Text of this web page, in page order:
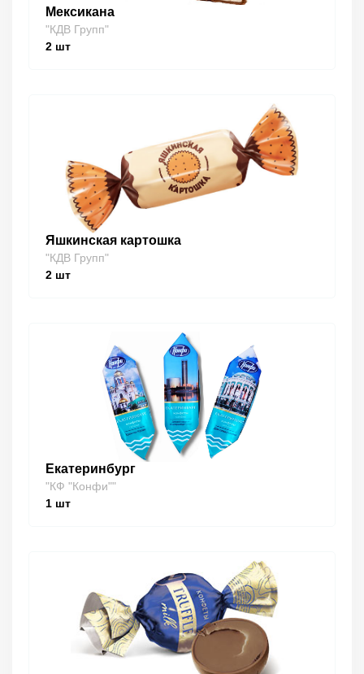
Мексикана
"КДВ Групп"
2 шт
Яшкинская картошка
"КДВ Групп"
2 шт
Екатеринбург
"КФ "Конфи""
1 шт